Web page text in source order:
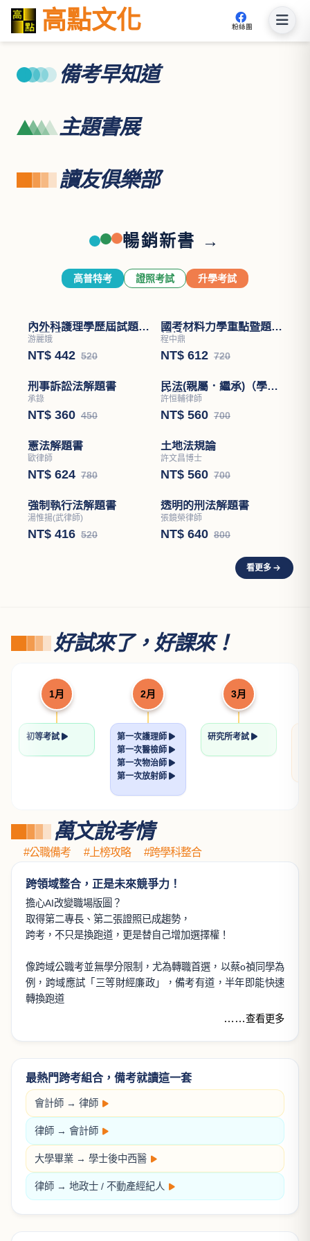
高點文化 粉絲團
備考早知道
主題書展
讀友俱樂部
暢銷新書 →
高普特考 證照考試 升學考試
內外科護理學歷屆試題分
章題解
游麗娥
NT$ 442 520
國考材料力學重點暨題型
解析
程中鼎
NT$ 612 720
刑事訴訟法解題書
承錄
NT$ 360 450
民法(親屬．繼承)（學說
論著）
許恒輔律師
NT$ 560 700
憲法解題書
歐律師
NT$ 624 780
土地法規論
許文昌博士
NT$ 560 700
強制執行法解題書
湯惟揚(武律師)
NT$ 416 520
透明的刑法解題書
張鏡榮律師
NT$ 640 800
看更多
好試來了，好課來！
1月 2月 3月
初等考試
第一次護理師
第一次醫檢師
第一次物治師
第一次放射師
研究所考試
萬文說考情
#公職備考 #上榜攻略 #跨學科整合
跨領域整合，正是未來競爭力！
擔心AI改變職場版圖？
取得第二專長、第二張證照已成趨勢，
跨考，不只是換跑道，更是替自己增加選擇權！
像跨域公職考並無學分限制，尤為轉職首選，以蔡o禎同學為
例，跨域應試「三等財經廉政」，備考有道，半年即能快速
轉換跑道
……查看更多
最熱門跨考組合，備考就讀這一套
會計師 → 律師
律師 → 會計師
大學畢業 → 學士後中西醫
律師 → 地政士 / 不動產經紀人